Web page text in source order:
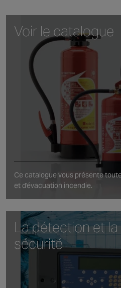
Voir le catalogue
Ce catalogue vous présente
et d'évacuation incendie.
La détection et
sécurité